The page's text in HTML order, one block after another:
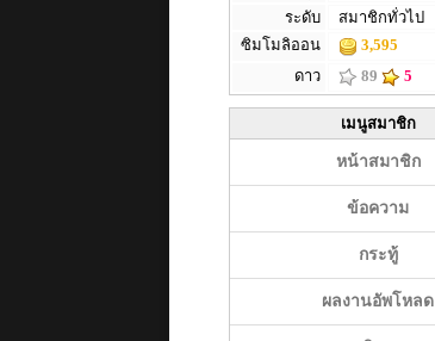
ระดับ
สมาชิกทั่วไป
ซิมโมลิออน
3,595
ดาว
89 5
เมนูสมาชิก
หน้าสมาชิก
ข้อความ
กระทู้
ผลงานอัพโหลด